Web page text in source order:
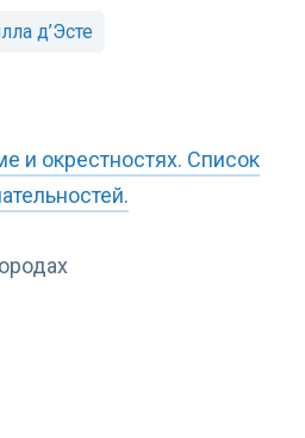
д’Эсте
и окрестностях. Список